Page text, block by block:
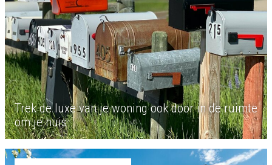
Trek de luxe van je woning ook door in de ruimte
om je huis